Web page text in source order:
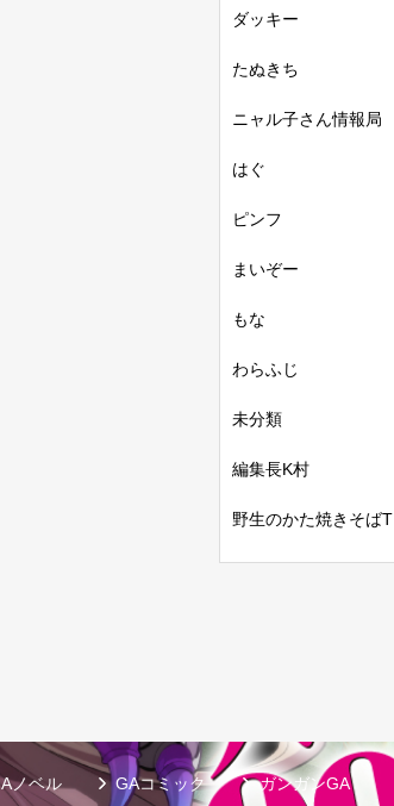
ダッキー
たぬきち
ニャル子さん情報局
はぐ
ピンフ
まいぞー
もな
わらふじ
未分類
編集長K村
野生のかた焼きそばT
ノベル GAコミック ガンガンGA